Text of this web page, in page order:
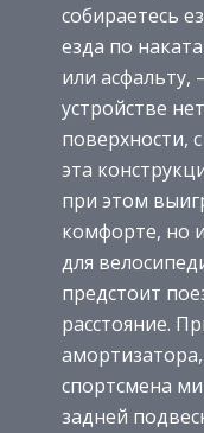
собираетесь
езда по
или
устройстве
поверхности,
эта
при этом
комфорте, но
для
предстоит
расстояние.
спортсмена
задней